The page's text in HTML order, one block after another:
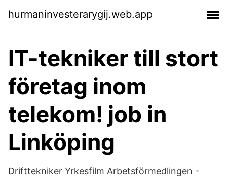
hurmaninvesterarygij.web.app
IT-tekniker till stort
företag inom
telekom! job in
Linköping
Drifttekniker Yrkesfilm Arbetsförmedlingen -